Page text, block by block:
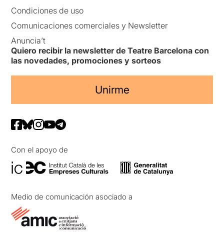
Condiciones de uso
Comunicaciones comerciales y Newsletter
Anuncia’t
Quiero recibir la newsletter de Teatre Barcelona con
las novedades, promociones y sorteos
Unirme
Con el apoyo de
Medio de comunicación asociado a